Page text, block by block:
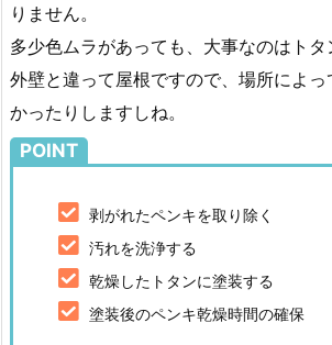
りません。
多少色ムラがあっても、大事なのはトタ
外壁と違って屋根ですので、場所によ
かったりしますしね。
POINT
剥がれたペンキを取り除く
汚れを洗浄する
乾燥したトタンに塗装する
塗装後のペンキ乾燥時間の確保